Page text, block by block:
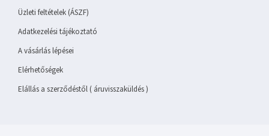
Üzleti feltételek (ÁSZF)
Adatkezelési tájékoztató
A vásárlás lépései
Elérhetőségek
Elállás a szerződéstől ( áruvisszaküldés )